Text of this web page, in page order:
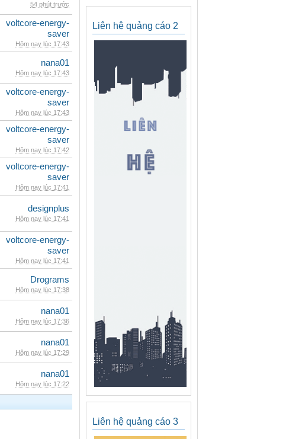
54 phút trước
voltcore-energy-
saver
Hôm nay lúc 17:43
nana01
Hôm nay lúc 17:43
voltcore-energy-
saver
Hôm nay lúc 17:43
voltcore-energy-
saver
Hôm nay lúc 17:42
voltcore-energy-
saver
Hôm nay lúc 17:41
designplus
Hôm nay lúc 17:41
voltcore-energy-
saver
Hôm nay lúc 17:41
Drograms
Hôm nay lúc 17:38
nana01
Hôm nay lúc 17:36
nana01
Hôm nay lúc 17:29
nana01
Hôm nay lúc 17:22
Liên hệ quảng cáo 2
Liên hệ quảng cáo 3